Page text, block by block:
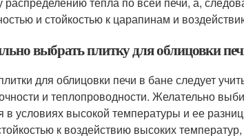
и стойкостью к царапинам и
выбрать плитку для облицовки
для облицовки печи в бане следует
и теплопроводности. Желательно
в условиях высокой температуры и ее
к воздействию высоких